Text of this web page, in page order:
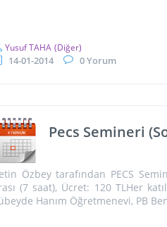
Yusuf TAHA (Diğer)
14-01-2014 0 Yorum
Pecs Semineri
Özbey tarafından PECS
(7 saat), Ücret: 120 TLHer
Hanım Öğretmenevi, PB